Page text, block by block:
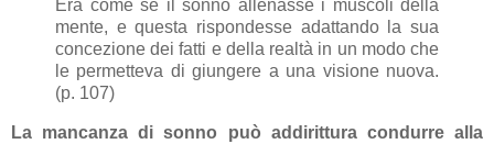
Era come se il sonno allenasse i muscoli della
mente, e questa rispondesse adattando la sua
concezione dei fatti e della realtà in un modo che
le permetteva di giungere a una visione nuova.
(p. 107)
La mancanza di sonno può addirittura condurre alla